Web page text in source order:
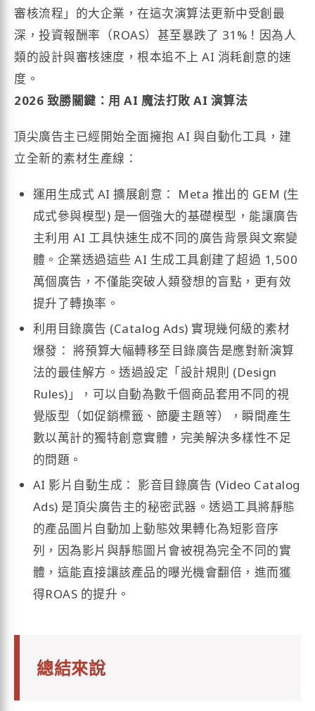
審核流程」的大企業，在這次演算法更新中受創最
深，投資報酬率（ROAS）甚至暴跌了 31%！因為人
類的設計與審核速度，根本追不上 AI 消耗創意的速
度。
2026 致勝關鍵：用 AI 魔法打敗 AI 演算法
頂尖廣告主已經開始全面擁抱 AI 與自動化工具，建
立全新的素材生產線：
運用生成式 AI 擴展創意： Meta 推出的 GEM (生
成式參與模型) 是一個強大的基礎模型，能讓廣告
主利用 AI 工具快速生成不同的廣告背景與文案變
體。企業透過這些 AI 生成工具創建了超過 1,500
萬個廣告，不僅能突破人類發想的盲點，更有效
提升了轉換率。
利用目錄廣告 (Catalog Ads) 實現幾何級的素材
爆發： 將預算大幅轉移至目錄廣告是應對新演算
法的最佳解方。透過設定「設計規則 (Design
Rules)」，可以自動為數千個商品套用不同的視
覺版型（如促銷標籤、節慶主題等），瞬間產生
數以萬計的獨特創意實體，完美解決多樣性不足
的問題。
AI 影片自動生成： 影音目錄廣告 (Video Catalog
Ads) 是頂尖廣告主的秘密武器。透過工具將靜態
的產品圖片自動加上動態效果轉化為短影音序
列，因為影片與靜態圖片會被視為完全不同的實
體，這能直接讓該產品的曝光機會翻倍，進而獲
得ROAS 的提升。
總結來說